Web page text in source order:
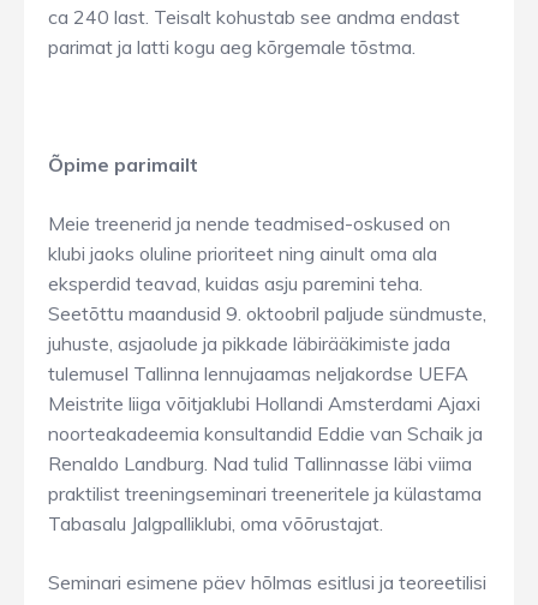
ca 240 last. Teisalt kohustab see andma endast
parimat ja latti kogu aeg kõrgemale tõstma.
Õpime parimailt
Meie treenerid ja nende teadmised-oskused on
klubi jaoks oluline prioriteet ning ainult oma ala
eksperdid teavad, kuidas asju paremini teha.
Seetõttu maandusid 9. oktoobril paljude sündmuste,
juhuste, asjaolude ja pikkade läbirääkimiste jada
tulemusel Tallinna lennujaamas neljakordse UEFA
Meistrite liiga võitjaklubi Hollandi Amsterdami Ajaxi
noorteakadeemia konsultandid Eddie van Schaik ja
Renaldo Landburg. Nad tulid Tallinnasse läbi viima
praktilist treeningseminari treeneritele ja külastama
Tabasalu Jalgpalliklubi, oma võõrustajat.
Seminari esimene päev hõlmas esitlusi ja teoreetilisi